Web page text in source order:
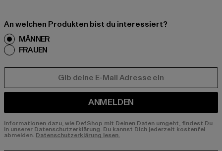
An welchen Produkten bist du interessiert?
MÄNNER
FRAUEN
ANMELDEN
Informationen dazu, wie DefShop mit Deinen Daten umgeht, findest Du
in unserer Datenschutzerklärung. Du kannst Dich jederzeit kostenfei
abmelden. Datenschutzerklärung lesen.